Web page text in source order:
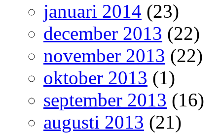
januari 2014 (23)
december 2013 (22)
november 2013 (22)
oktober 2013 (1)
september 2013 (16)
augusti 2013 (21)